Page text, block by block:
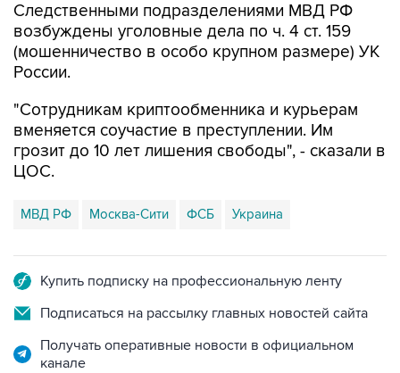
Следственными подразделениями МВД РФ
возбуждены уголовные дела по ч. 4 ст. 159
(мошенничество в особо крупном размере) УК
России.
"Сотрудникам криптообменника и курьерам
вменяется соучастие в преступлении. Им
грозит до 10 лет лишения свободы", - сказали в
ЦОС.
МВД РФ Москва-Сити ФСБ Украина
Купить подписку на профессиональную ленту
Подписаться на рассылку главных новостей сайта
Получать оперативные новости в официальном
канале